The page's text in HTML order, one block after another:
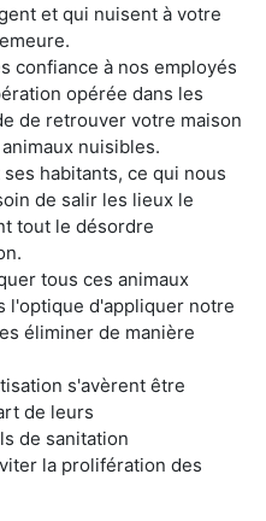
et qui nuisent à votre
confiance à nos employés
opérée dans les
de retrouver votre maison
nuisibles.
habitants, ce qui nous
de salir les lieux le
tout le désordre
tous ces animaux
l'optique d'appliquer notre
éliminer de manière
s'avèrent être
de leurs
de sanitation
la prolifération des